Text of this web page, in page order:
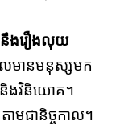
នឹងរឿងលុយ
លមានមនុស្សមក
និងវិនិយោគ។
មជានិច្ចកាល។